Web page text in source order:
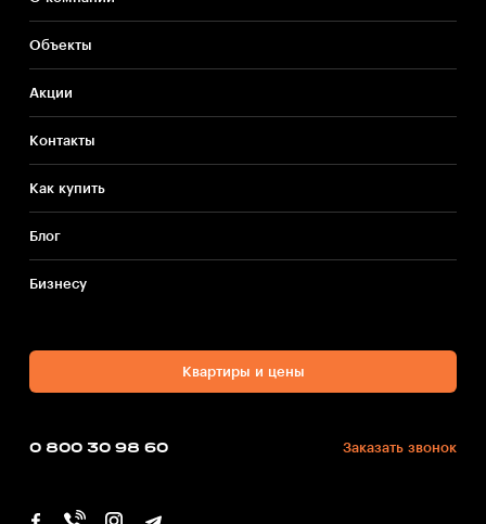
Объекты
Акции
Контакты
Как купить
Блог
Бизнесу
Квартиры и цены
0 800 30 98 60 Заказать звонок